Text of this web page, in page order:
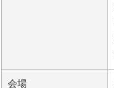
会場